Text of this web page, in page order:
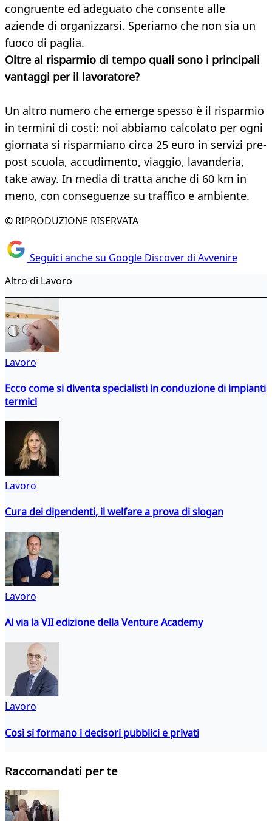
congruente ed adeguato che consente alle
aziende di organizzarsi. Speriamo che non sia un
fuoco di paglia.
Oltre al risparmio di tempo quali sono i principali
vantaggi per il lavoratore?
Un altro numero che emerge spesso è il risparmio
in termini di costi: noi abbiamo calcolato per ogni
giornata si risparmiano circa 25 euro in servizi pre-
post scuola, accudimento, viaggio, lavanderia,
take away. In media di tratta anche di 60 km in
meno, con conseguenze su traffico e ambiente.
© RIPRODUZIONE RISERVATA
Seguici anche su Google Discover di Avvenire
Altro di Lavoro
Lavoro
Ecco come si diventa specialisti in conduzione di impianti
termici
Lavoro
Cura dei dipendenti, il welfare a prova di slogan
Lavoro
Al via la VII edizione della Venture Academy
Lavoro
Così si formano i decisori pubblici e privati
Raccomandati per te